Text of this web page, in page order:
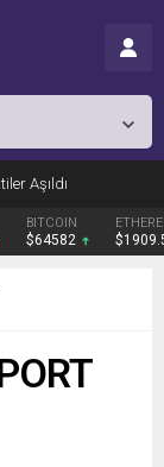
Aşıldı
BITCOIN
$64582